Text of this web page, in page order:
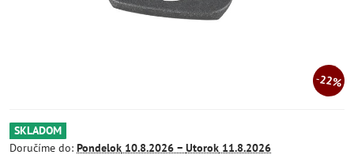
22%
SKLADOM
Doručíme do: Pondelok 10.8.2026 − Utorok 11.8.2026